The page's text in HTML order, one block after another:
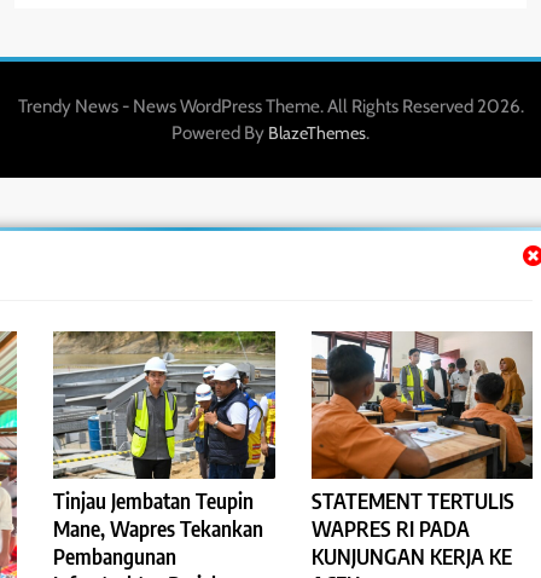
Tinjau Jembatan Teupin
Mane, Wapres Tekankan
Pembangunan
STATEMENT TERTULIS
WAPRES RI PADA
KUNJUNGAN KERJA KE
Trendy News - News WordPress Theme. All Rights Reserved 2026.
Powered By BlazeThemes.